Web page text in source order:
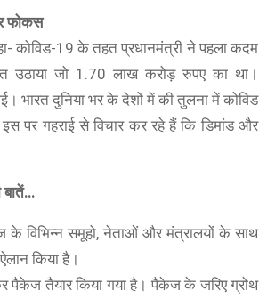
फोकस
कोविड-19 के तहत प्रधानमंत्री ने पहला कदम
उठाया जो 1.70 लाख करोड़ रुपए का था।
भारत दुनिया भर के देशों में की तुलना में कोविड
पर गहराई से विचार कर रहे हैं कि डिमांड और
बातें…
के विभिन्न समूहो, नेताओं और मंत्रालयों के साथ
किया है।
पैकेज तैयार किया गया है। पैकेज के जरिए ग्रोथ